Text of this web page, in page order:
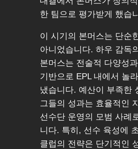
한 팀으로 평가받게 했습
이 시기의 본머스는 단순
아니었습니다. 하우 감독
본머스는 전술적 다양성
기반으로 EPL 내에서 놀
냈습니다. 예산이 부족한
그들의 성과는 효율적인
선수단 운영의 모범 사례
니다. 특히, 선수 육성에
클럽의 전략은 단기적인